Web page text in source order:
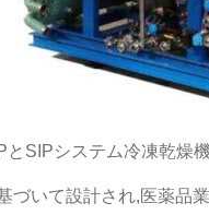
とSIPシステム冷凍乾燥
づいて設計され,医薬品